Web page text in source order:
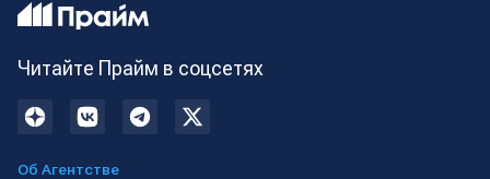
Читайте Прайм в соцсетях
Об Агентстве